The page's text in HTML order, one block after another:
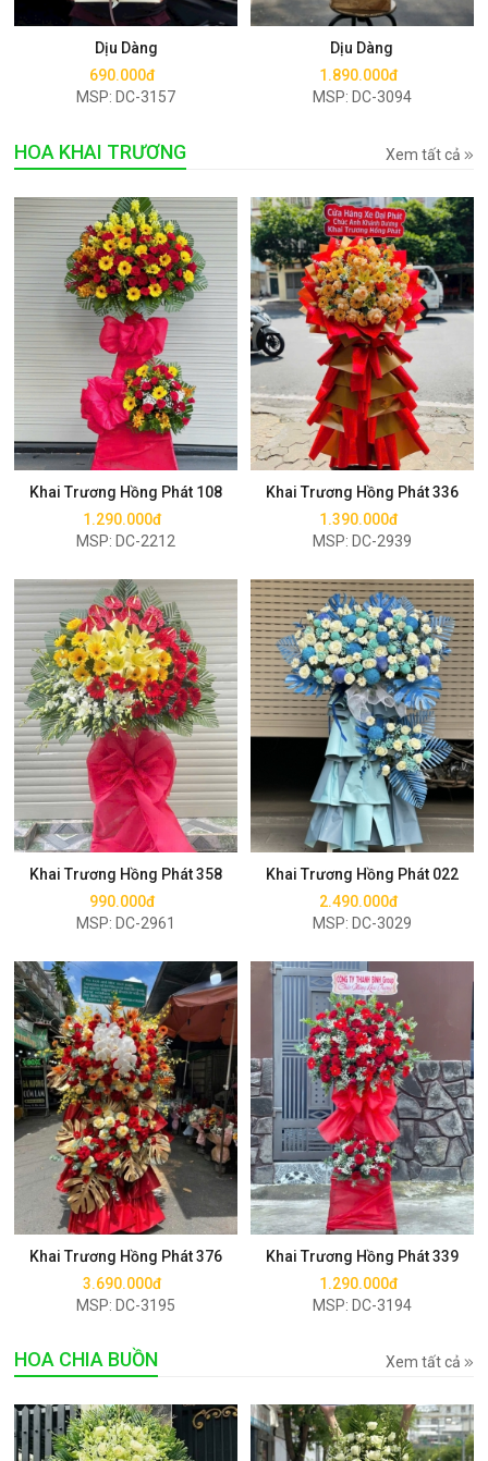
Dịu Dàng
690.000đ
MSP: DC-3157
Mua ngay
Dịu Dàng
1.890.000đ
MSP: DC-3094
Mua ngay
HOA KHAI TRƯƠNG Xem tất cả
Khai Trương Hồng Phát 108
1.290.000đ
MSP: DC-2212
Mua ngay
Khai Trương Hồng Phát 336
1.390.000đ
MSP: DC-2939
Mua ngay
Khai Trương Hồng Phát 358
990.000đ
MSP: DC-2961
Mua ngay
Khai Trương Hồng Phát 022
2.490.000đ
MSP: DC-3029
Mua ngay
Khai Trương Hồng Phát 376
3.690.000đ
MSP: DC-3195
Mua ngay
Khai Trương Hồng Phát 339
1.290.000đ
MSP: DC-3194
Mua ngay
HOA CHIA BUỒN Xem tất cả